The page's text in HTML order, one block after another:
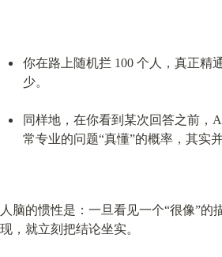
你在路上随机拦 100 个人，真正精
少。
同样地，在你看到某次回答之前，
常专业的问题“真懂”的概率，其实并
人脑的惯性是：一旦看见一个“很像”的
现，就立刻把结论坐实。